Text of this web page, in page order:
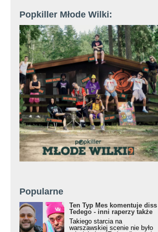
Popkiller Młode Wilki:
Popularne
Ten Typ Mes komentuje diss
Tedego - inni raperzy także
Takiego starcia na
warszawskiej scenie nie było